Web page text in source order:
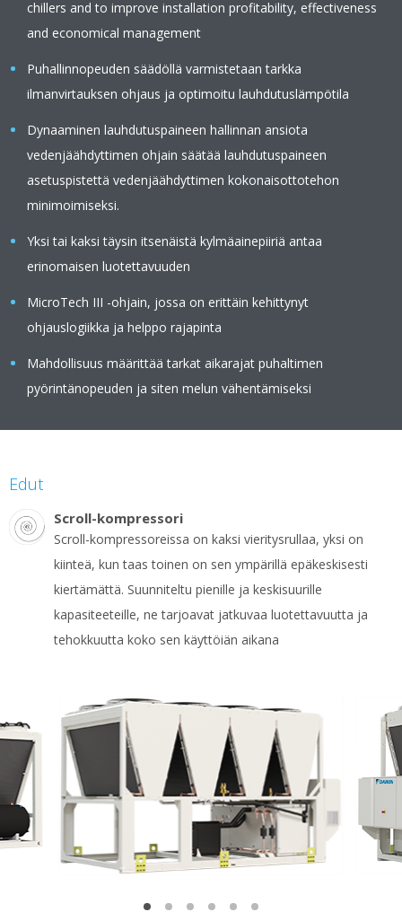
chillers and to improve installation profitability, effectiveness
and economical management
Puhallinnopeuden säädöllä varmistetaan tarkka
ilmanvirtauksen ohjaus ja optimoitu lauhdutuslämpötila
Dynaaminen lauhdutuspaineen hallinnan ansiota
vedenjäähdyttimen ohjain säätää lauhdutuspaineen
asetuspistettä vedenjäähdyttimen kokonaisottotehon
minimoimiseksi.
Yksi tai kaksi täysin itsenäistä kylmäainepiiriä antaa
erinomaisen luotettavuuden
MicroTech III -ohjain, jossa on erittäin kehittynyt
ohjauslogiikka ja helppo rajapinta
Mahdollisuus määrittää tarkat aikarajat puhaltimen
pyörintänopeuden ja siten melun vähentämiseksi
Edut
Scroll-kompressori
Scroll-kompressoreissa on kaksi vieritysrullaa, yksi on
kiinteä, kun taas toinen on sen ympärillä epäkeskisesti
kiertämättä. Suunniteltu pienille ja keskisuurille
kapasiteeteille, ne tarjoavat jatkuvaa luotettavuutta ja
tehokkuutta koko sen käyttöiän aikana